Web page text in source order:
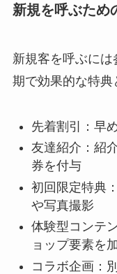
新規を呼ぶため
新規客を呼ぶに
期で効果的な特典
先着割引：早
友達紹介：紹
券を付与
初回限定特典
や写真撮影
体験型コンテ
ョップ要素を
コラボ企画：